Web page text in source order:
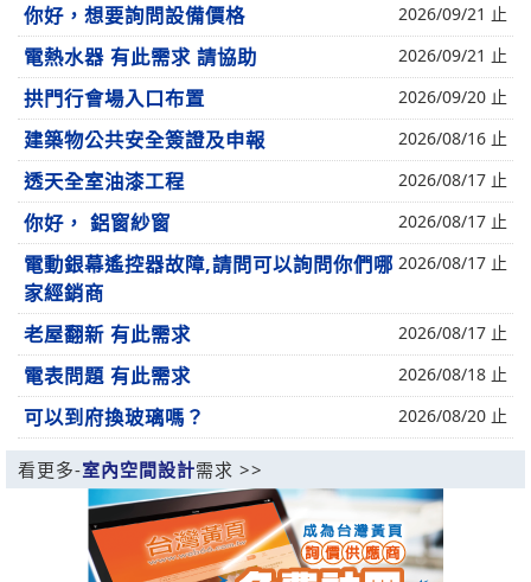
你好，想要詢問設備價格 2026/09/21 止
電熱水器 有此需求 請協助 2026/09/21 止
拱門行會場入口布置 2026/09/20 止
建築物公共安全簽證及申報 2026/08/16 止
透天全室油漆工程 2026/08/17 止
你好， 鋁窗紗窗 2026/08/17 止
電動銀幕遙控器故障,請問可以詢問你們哪
家經銷商
2026/08/17 止
老屋翻新 有此需求 2026/08/17 止
電表問題 有此需求 2026/08/18 止
可以到府換玻璃嗎？ 2026/08/20 止
看更多-室內空間設計需求 >>